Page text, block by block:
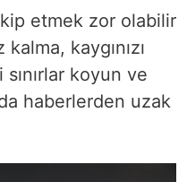
etmek zor olabilir
kaygınızı
sınırlar koyun ve
haberlerden uzak